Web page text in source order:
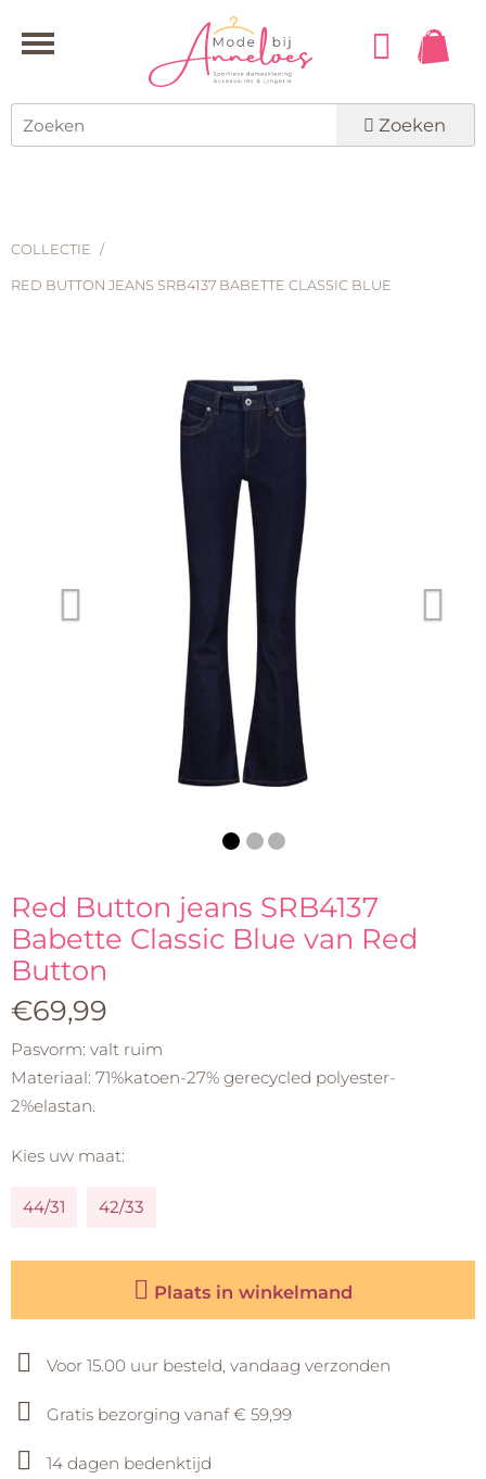
Zoeken
COLLECTIE /
RED BUTTON JEANS SRB4137 BABETTE CLASSIC BLUE
Vorige
Red Button jeans SRB4137
Babette Classic Blue van Red
Button
€69,99
Pasvorm: valt ruim
Materiaal: 71%katoen-27% gerecycled polyester-
2%elastan.
Kies uw maat:
44/31 42/33
Plaats in winkelmand
Voor 15.00 uur besteld, vandaag verzonden
Gratis bezorging vanaf € 59,99
14 dagen bedenktijd